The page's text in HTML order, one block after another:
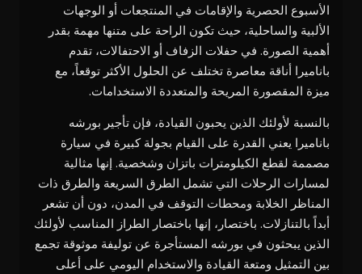
الأسبوع الحصرية والإقامات في المنتجعات أو الوجهات
الألبية والساحلية، حيث تكون الراحة على متنها مهمة بقدر
أهمية الصورة. في حفلات الزفاف أو الاحتفالات، تقدم
باناميرا أناقة معاصرة تختلف عن الحلول الأكثر توقعاً، مع
ميزة المقصورة المريحة والمتعددة الاستخدامات.
بالنسبة لأولئك الذين يحبون القيادة، فإن تأجير بورشه
باناميرا يعني القدرة على القيام بجولة كبيرة في سيارة
مصممة لقطع الكيلومترات باتزان وشخصية. إنها مثالية
لمسارات الرحلات التي تشمل الطرق السريعة والطرق ذات
المناظر الخلابة ومحطات التوقف في المدن، دون أن تشعر
أبداً بالتنازلات. باختصار، إنها باختصار الطراز المناسب لأولئك
الذين يبحثون في بورشه المستأجرة عن توليفة موثوقة تجمع
بين التمثيل ومتعة القيادة والاستخدام اليومي على أعلى